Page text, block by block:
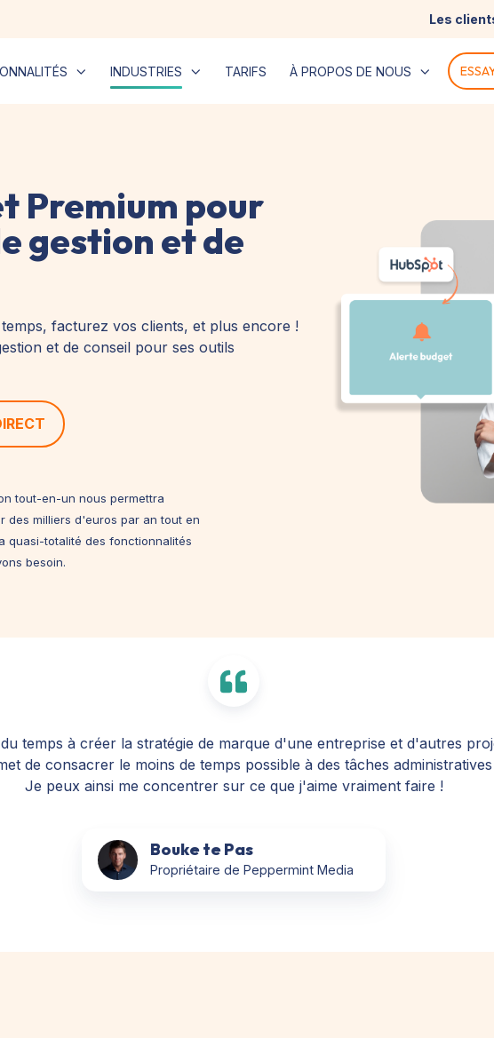
Les
INDUSTRIES TARIFS À PROPOS DE NOUS
Premium pour
gestion et de
facturez vos clients, et plus encore !
et de conseil pour ses outils
tout-en-un nous permettra
des milliers d'euros par an tout en
quasi-totalité des fonctionnalités
besoin.
temps à créer la stratégie de marque d'une entreprise et d'autres
de consacrer le moins de temps possible à des tâches
Je peux ainsi me concentrer sur ce que j'aime vraiment faire !
Bouke te Pas
Propriétaire de Peppermint Media